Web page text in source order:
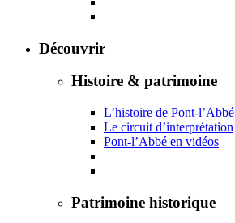
Découvrir
Histoire & patrimoine
L’histoire de Pont-l’Abbé
Le circuit d’interprétation
Pont-l’Abbé en vidéos
Patrimoine historique